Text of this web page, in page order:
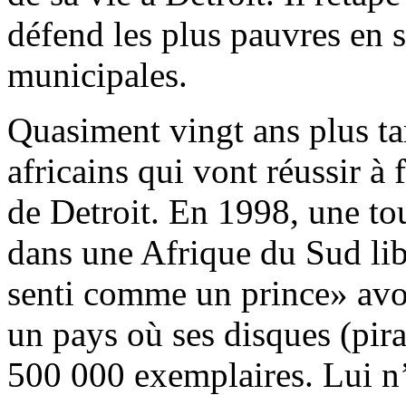
défend les plus pauvres en
municipales.
Quasiment vingt ans plus
africains qui vont réussir à
de Detroit. En 1998, une
dans une Afrique du Sud
senti comme un prince»
un pays où ses disques
500 000 exemplaires. Lui